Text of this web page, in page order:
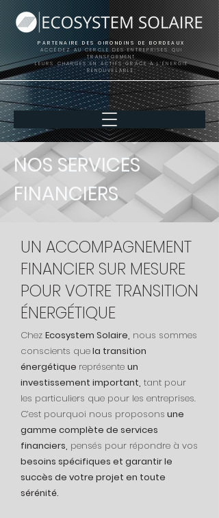
PARTENAIRE DES GIRONDINS DE BORDEAUX
ACCÉDEZ AU CERCLE DES ENTREPRISES QUI
TRANSFORMENT
LEURS CHARGES EN ACTIFS GRÂCE À L’ÉNERGIE
RENOUVELABLE.
NOS SERVICES
FINANCIERS
UN ACCOMPAGNEMENT
FINANCIER SUR MESURE
POUR VOTRE TRANSITION
ÉNERGÉTIQUE​
Chez Ecosystem Solaire, nous sommes
conscients quela transition
énergétique représente un
investissement important, tant pour
les particuliers que pour les entreprises.
C’est pourquoi nous proposons une
gamme complète de services
financiers, pensés pour répondre à vos
besoins spécifiques et garantir le
succès de votre projet en toute
sérénité.